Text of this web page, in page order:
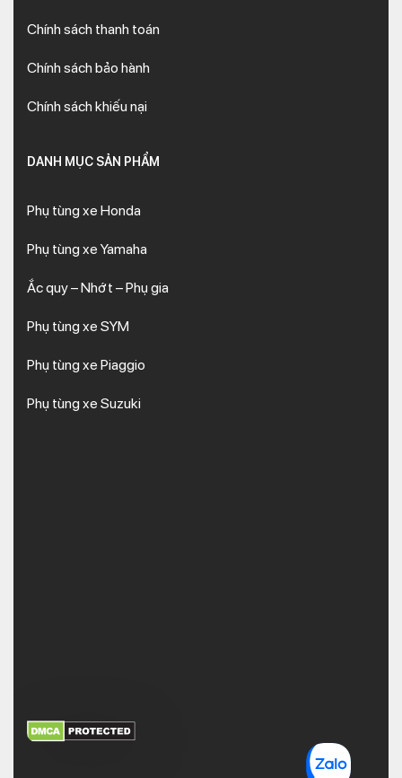
Chính sách thanh toán
Chính sách bảo hành
Chính sách khiếu nại
DANH MỤC SẢN PHẨM
Phụ tùng xe Honda
Phụ tùng xe Yamaha
Ắc quy – Nhớt – Phụ gia
Phụ tùng xe SYM
Phụ tùng xe Piaggio
Phụ tùng xe Suzuki
XEM THÊM